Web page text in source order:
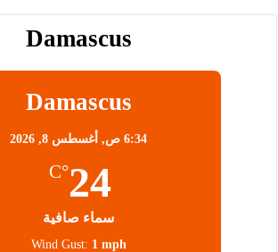
Damascus
Damascus
6:34 ص, أغسطس 8, 2026
24
°C
سماء صافية
Wind Gust: 1 mph